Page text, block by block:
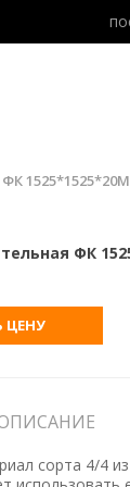
ФК
ЦЕНУ
сорта 4/4